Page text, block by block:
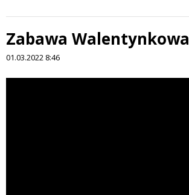
Zabawa Walentynkowa
01.03.2022 8:46